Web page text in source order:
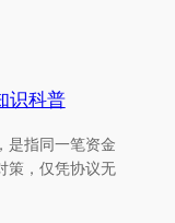
识科普
是指同一笔资金
策，仅凭协议无